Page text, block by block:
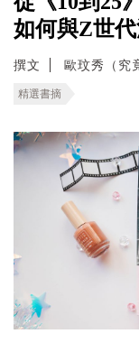
如何與Z世
撰文 歐玟秀（究
精選書摘